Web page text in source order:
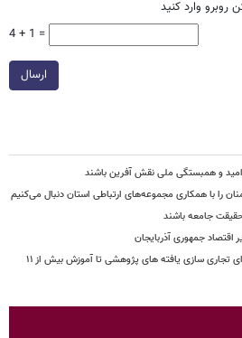
روبرو وارد کنید
4 + 1 =
ارسال
امید و همبستگی ملی نقش‌ آفرین باشند
را با همکاری مجموعه‌های ارتباطی استان دنبال می‌کنیم
حقیقت جامعه باشند
اقتصاد جمهوری آذربایجان
جهاد دانشگاهی سمنان؛ از تلاش برای تجاری سازی یافته های پژوهشی تا آموزش بیش از ۱۱